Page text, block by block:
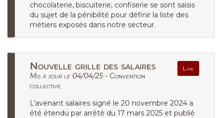
chocolaterie, biscuiterie, confiserie se sont saisis
du sujet de la pénibilité pour définir la liste des
métiers exposés dans notre secteur.
Nouvelle grille des salaires Lire
Mis à jour le 04/04/25 - Convention
collective
L’avenant salaires signé le 20 novembre 2024 a
été étendu par arrêté du 17 mars 2025 et publié